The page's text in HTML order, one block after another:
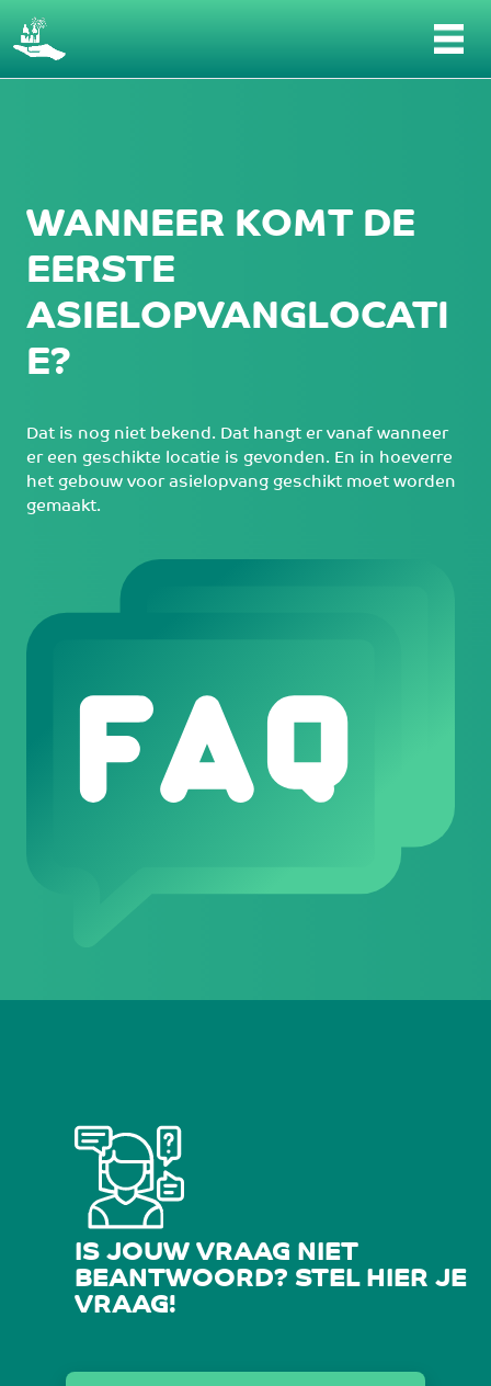
WANNEER KOMT DE
EERSTE
ASIELOPVANGLOCATI
E?
Dat is nog niet bekend. Dat hangt er vanaf wanneer
er een geschikte locatie is gevonden. En in hoeverre
het gebouw voor asielopvang geschikt moet worden
gemaakt.
IS JOUW VRAAG NIET
BEANTWOORD? STEL HIER JE
VRAAG!